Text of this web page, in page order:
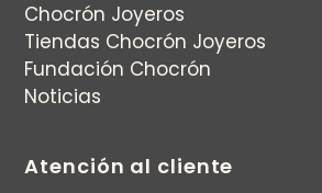
Chocrón Joyeros
Tiendas Chocrón Joyeros
Fundación Chocrón
Noticias
Atención al cliente